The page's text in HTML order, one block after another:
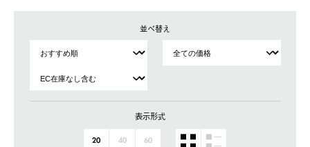
並べ替え
表示形式
20 40 60